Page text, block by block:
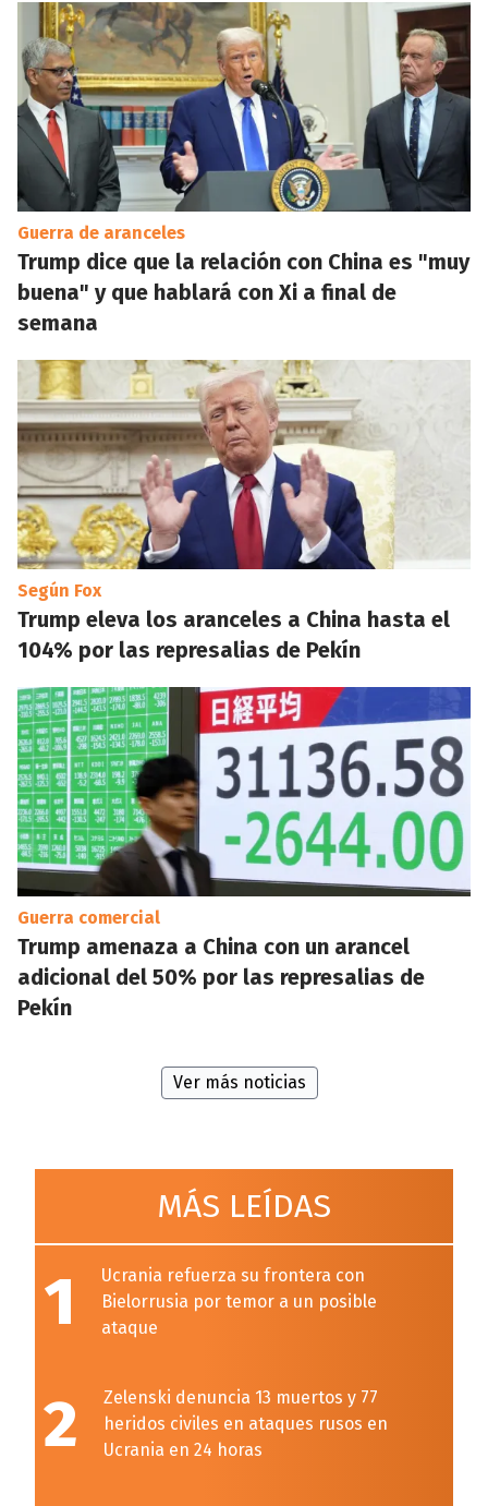
Guerra de aranceles
Trump dice que la relación con China es "muy
buena" y que hablará con Xi a final de
semana
Según Fox
Trump eleva los aranceles a China hasta el
104% por las represalias de Pekín
Guerra comercial
Trump amenaza a China con un arancel
adicional del 50% por las represalias de
Pekín
Ver más noticias
MÁS LEÍDAS
1
Ucrania refuerza su frontera con
Bielorrusia por temor a un posible
ataque
2
Zelenski denuncia 13 muertos y 77
heridos civiles en ataques rusos en
Ucrania en 24 horas